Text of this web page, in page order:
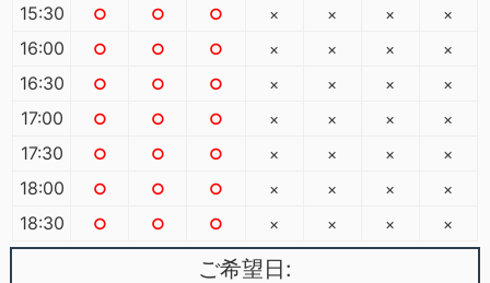
15:30
16:00
16:30
17:00
17:30
18:00
18:30
○
○
○
○
○
○
○
○
○
○
○
○
○
○
○
○
○
○
○
○
○
×
×
×
×
×
×
×
×
×
×
×
×
×
×
×
×
×
×
×
×
×
×
×
×
×
×
×
×
ご希望日: